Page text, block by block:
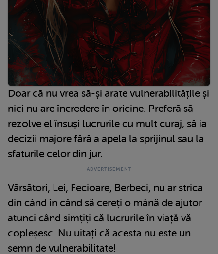
Doar că nu vrea să-și arate vulnerabilitățile și
nici nu are încredere în oricine. Preferă să
rezolve el însuși lucrurile cu mult curaj, să ia
decizii majore fără a apela la sprijinul sau la
sfaturile celor din jur.
Vărsători, Lei, Fecioare, Berbeci, nu ar strica
din când în când să cereți o mână de ajutor
atunci când simțiți că lucrurile în viață vă
copleșesc. Nu uitați că acesta nu este un
semn de vulnerabilitate!